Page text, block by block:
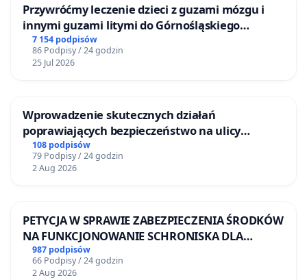
Przywróćmy leczenie dzieci z guzami mózgu i
innymi guzami litymi do Górnośląskiego
Centrum Zdrowia Dziecka w Katowicach
7 154 podpisów
86 Podpisy / 24 godzin
25 Jul 2026
Wprowadzenie skutecznych działań
poprawiających bezpieczeństwo na ulicy
Żeromskiego w Otwocku
108 podpisów
79 Podpisy / 24 godzin
2 Aug 2026
PETYCJA W SPRAWIE ZABEZPIECZENIA ŚRODKÓW
NA FUNKCJONOWANIE SCHRONISKA DLA
BEZDOMNYCH ZWIERZĄT W SKARYSZEWIE
987 podpisów
66 Podpisy / 24 godzin
2 Aug 2026